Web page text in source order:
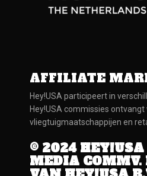
AFFILIATE
Hey!USA participeert in
Hey!USA commissies
vliegtuigmaatschappijen en
© 2024
MEDIA COMMV.